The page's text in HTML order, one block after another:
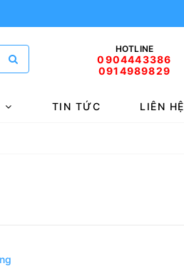
HOTLINE
0904443386
0914989829
TIN TỨC LIÊN HỆ